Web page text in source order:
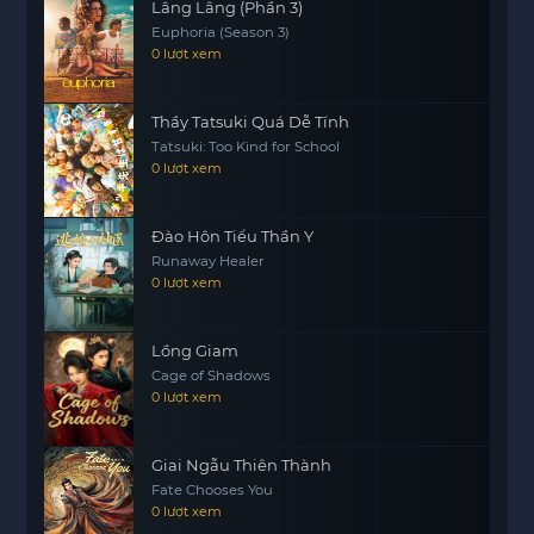
Lâng Lâng (Phần 3)
Euphoria (Season 3)
0 lượt xem
Thầy Tatsuki Quá Dễ Tính
Tatsuki: Too Kind for School
0 lượt xem
Đào Hôn Tiểu Thần Y
Runaway Healer
0 lượt xem
Lồng Giam
Cage of Shadows
0 lượt xem
Giai Ngẫu Thiên Thành
Fate Chooses You
0 lượt xem